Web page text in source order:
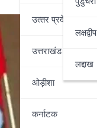
उत्‍तर प्रदेश
उत्तराखंड
ओड़ीशा
कर्नाटक
लक्षद्वीप
लद्दाख